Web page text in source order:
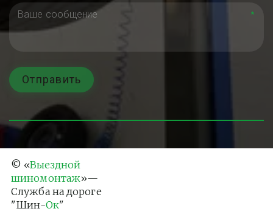
*
Отправить
© «Выездной
шиномонтаж»—
Служба на дороге
"Шин-Ок"